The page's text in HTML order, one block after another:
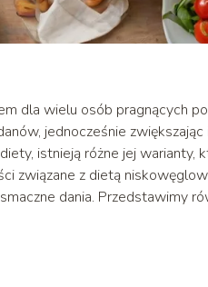
dla wielu osób pragnących
jednocześnie zwiększając
istnieją różne jej
związane z dietą
dania. Przedstawimy